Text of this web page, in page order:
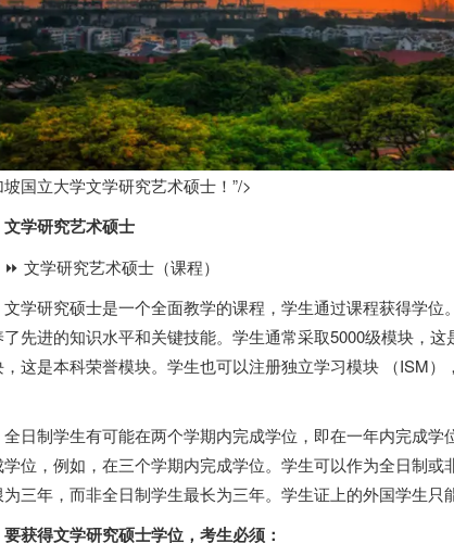
国立大学文学研究艺术硕士！”/>
文学研究艺术硕士
⏩ 文学研究艺术硕士（课程）
文学研究硕士是一个全面教学的课程，学生通过课程获得学
先进的知识水平和关键技能。学生通常采取5000级模块，
，这是本科荣誉模块。学生也可以注册独立学习模块 （ISM
全日制学生有可能在两个学期内完成学位，即在一年内完成
学位，例如，在三个学期内完成学位。学生可以作为全日制
三年，而非全日制学生最长为三年。学生证上的外国学生只
要获得文学研究硕士学位，考生必须：